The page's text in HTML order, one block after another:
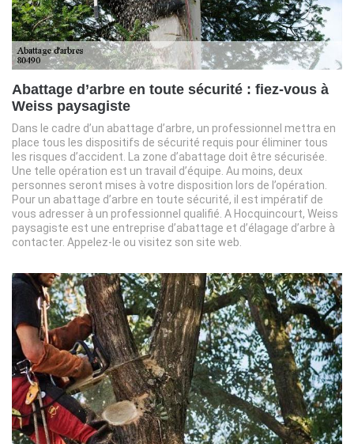
Abattage d’arbre en toute sécurité : fiez-vous à
Weiss paysagiste
Dans le cadre d’un abattage d’arbre, un professionnel mettra en
place tous les dispositifs de sécurité requis pour éliminer tous
les risques d’accident. La zone d’abattage doit être sécurisée.
Une telle opération est un travail d’équipe. Au moins, deux
personnes seront mises à votre disposition lors de l’opération.
Pour un abattage d’arbre en toute sécurité, il est impératif de
vous adresser à un professionnel qualifié. A Hocquincourt, Weiss
paysagiste est une entreprise d’abattage et d’élagage d’arbre à
contacter. Appelez-le ou visitez son site web.